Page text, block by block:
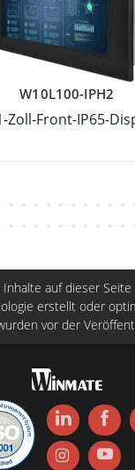
W10L100-IPH2
Zoll-Front-IP65-
Inhalte auf dieser
erstellt oder
vor der